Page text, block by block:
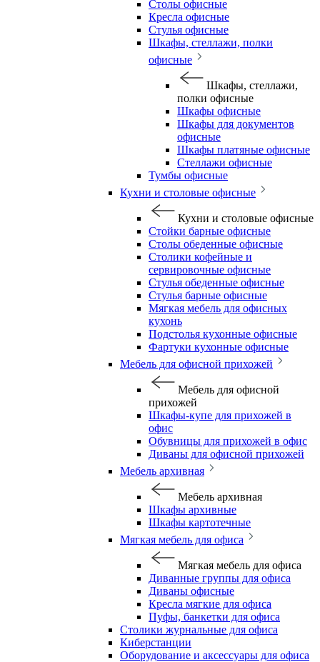
Столы офисные
Кресла офисные
Стулья офисные
Шкафы, стеллажи, полки
офисные
Шкафы, стеллажи,
полки офисные
Шкафы офисные
Шкафы для документов
офисные
Шкафы платяные офисные
Стеллажи офисные
Тумбы офисные
Кухни и столовые офисные
Кухни и столовые офисные
Стойки барные офисные
Столы обеденные офисные
Столики кофейные и
сервировочные офисные
Стулья обеденные офисные
Стулья барные офисные
Мягкая мебель для офисных
кухонь
Подстолья кухонные офисные
Фартуки кухонные офисные
Мебель для офисной прихожей
Мебель для офисной
прихожей
Шкафы-купе для прихожей в
офис
Обувницы для прихожей в офис
Диваны для офисной прихожей
Мебель архивная
Мебель архивная
Шкафы архивные
Шкафы картотечные
Мягкая мебель для офиса
Мягкая мебель для офиса
Диванные группы для офиса
Диваны офисные
Кресла мягкие для офиса
Пуфы, банкетки для офиса
Столики журнальные для офиса
Киберстанции
Оборудование и аксессуары для офиса